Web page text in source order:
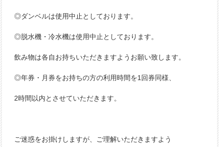
◎ダンベルは使用中止としております。
◎脱水機・冷水機は使用中止としております。
飲み物は各自お持ちいただきますようお願い致します。
◎年券・月券をお持ちの方の利用時間を1回券同様、
2時間以内とさせていただきます。
ご迷惑をお掛けしますが、ご理解いただきますよう